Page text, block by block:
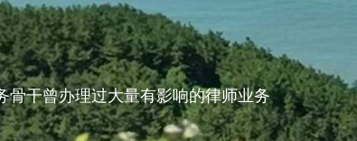
骨干曾办理过大量有影响的律师业务